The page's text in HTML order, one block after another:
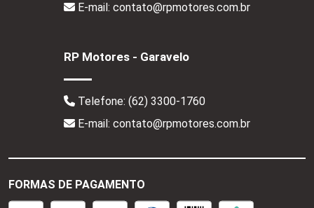
E-mail: contato@rpmotores.com.br
RP Motores - Garavelo
Telefone: (62) 3300-1760
E-mail: contato@rpmotores.com.br
FORMAS DE PAGAMENTO